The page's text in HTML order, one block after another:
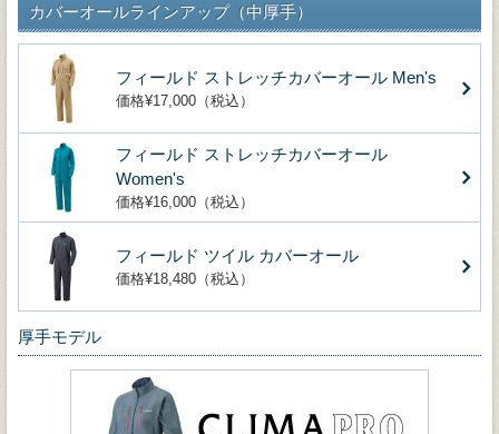
カバーオールラインアップ（中厚手）
フィールド ストレッチカバーオール Men's
価格¥17,000（税込）
フィールド ストレッチカバーオール
Women's
価格¥16,000（税込）
フィールド ツイル カバーオール
価格¥18,480（税込）
厚手モデル